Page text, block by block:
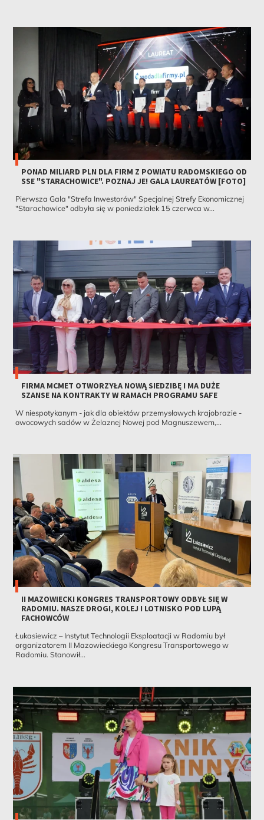
PONAD MILIARD PLN DLA FIRM Z POWIATU RADOMSKIEGO OD
SSE "STARACHOWICE". POZNAJ JE! GALA LAUREATÓW [FOTO]
Pierwsza Gala "Strefa Inwestorów" Specjalnej Strefy Ekonomicznej
"Starachowice" odbyła się w poniedziałek 15 czerwca w...
FIRMA MCMET OTWORZYŁA NOWĄ SIEDZIBĘ I MA DUŻE
SZANSE NA KONTRAKTY W RAMACH PROGRAMU SAFE
W niespotykanym - jak dla obiektów przemysłowych krajobrazie -
owocowych sadów w Żelaznej Nowej pod Magnuszewem,...
II MAZOWIECKI KONGRES TRANSPORTOWY ODBYŁ SIĘ W
RADOMIU. NASZE DROGI, KOLEJ I LOTNISKO POD LUPĄ
FACHOWCÓW
Łukasiewicz – Instytut Technologii Eksploatacji w Radomiu był
organizatorem II Mazowieckiego Kongresu Transportowego w
Radomiu. Stanowił...